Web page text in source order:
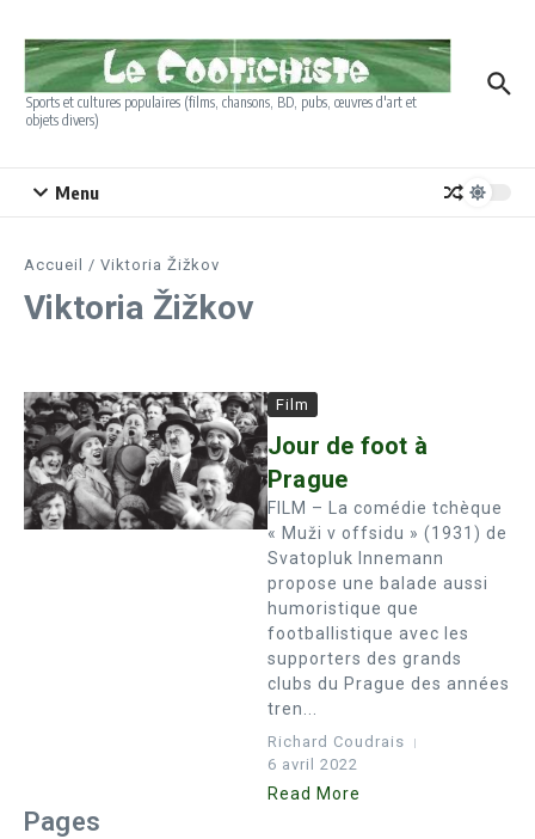
Sports et cultures populaires (films, chansons, BD, pubs, œuvres d'art et
objets divers)
Menu
Accueil / Viktoria Žižkov
Viktoria Žižkov
Film
Jour de foot à
Prague
FILM – La comédie tchèque
« Muži v offsidu » (1931) de
Svatopluk Innemann
propose une balade aussi
humoristique que
footballistique avec les
supporters des grands
clubs du Prague des années
tren...
Richard Coudrais
6 avril 2022
Read More
Pages